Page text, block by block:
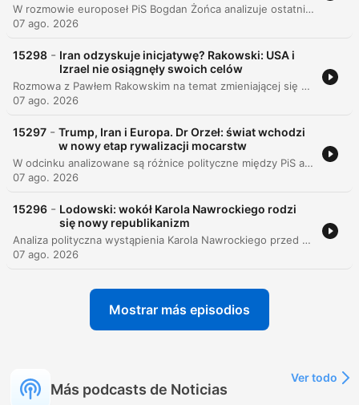
W rozmowie europoseł PiS Bogdan Żońca analizuje ostatnie wydarzenia na polskiej prawicy, skupiając się na wystąpieniu Karola Nawrockiego z okazji pierwszej rocznicy wyboru na urząd prezydenta. Polityk ocenia postać Nawrockiego jako lidera potrafiącego budować bezpośrednią relację z obywatelami oraz podkreśla znaczenie gospodarczych aspektów jego programu, przeciwstawiając je działaniom rządu Donalda Tuska. Rozmowa porusza również temat konferencji programowej Prawa i Sprawiedliwości oraz kwestię jedności środowisk prawicowych. Żońca odnosi się do propozycji budowy instytucji chroniącej praworządność, problemów z bezpieczeństwem granic oraz bieżącej sytuacji politycznej wewnątrz obozu Zjednoczonej Prawicy, w tym relacji między Jarosławem Kaczyńskim a Mateuszem Morawieckim.
07 ago. 2026
15298 - Iran odzyskuje inicjatywę? Rakowski: USA i
Izrael nie osiągnęły swoich celów
Rozmowa z Pawłem Rakowskim na temat zmieniającej się sytuacji geopolitycznej na Bliskim Wschodzie, ze szczególnym uwzględnieniem nowego porozumienia obronnego między Turcją, Arabią Saudyjską a Pakistanem oraz napięć na linii Iran-USA. Analiza obejmuje również rosnące wpływy Turcji w regionie oraz niepewność co do przyszłości rozmów dyplomatycznych i stabilności w Gazie.
07 ago. 2026
15297 - Trump, Iran i Europa. Dr Orzeł: świat wchodzi
w nowy etap rywalizacji mocarstw
W odcinku analizowane są różnice polityczne między PiS a obozem Mateusza Morawieckiego, ze szczególnym uwzględzeniem podejścia do suwerenności względem Unii Europejskiej oraz kondycji polskiej prawicy. Rozmówcy omawiają również problem braku niezależności mediów i sondaży w Polsce. Tematyka rozszerza się o kwestie geopolityczne, takie jak sytuacja na Bliskim Wschodzie, rola USA oraz zagrożenia dla bezpieczeństwa w Europie. Ostatnia część skupia się na zjawisku El Niño w Ameryce Łacińskiej oraz wpływie meksykańskich karteli narkotykowych na sektor produkcji awokado.
07 ago. 2026
15296 - Lodowski: wokół Karola Nawrockiego rodzi
się nowy republikanizm
Analiza polityczna wystąpienia Karola Nawrockiego przed Pałacem Prezydenckim oraz towarzyszącego mu wydarzenia. Rozmówca, Miłosz Lodowski, ocenia strukturę eventu jako nowoczesną operację mającą na celu ponowną legitymizację mandatu prezydenta oraz budowę alternatywnego centrum politycznego przed wyborami w 2027 roku. Dyskusja koncentruje się na wykorzystaniu amerykańskich wzorców narracyjnych oraz elementów golizmu w kreowaniu figury prezydenta jako reprezentanta ludu przeciwstawionego elitom. Analizie poddano rolę panelistów w ustalaniu ram interpretacyjnych oraz koncepcję „narodowego republikanizmu” jako nowej strategii dla polskiej prawicy, dążącej do wyjścia poza tradycyjny duopol PiS i PO.
07 ago. 2026
Mostrar más episodios
Más podcasts de Noticias
Ver todo